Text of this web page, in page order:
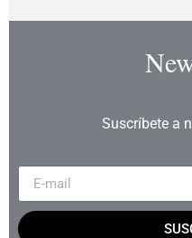
Suscríbete a